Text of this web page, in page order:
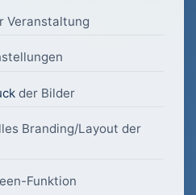
Veranstaltung
der Bilder
Branding/Layout der
Funktion